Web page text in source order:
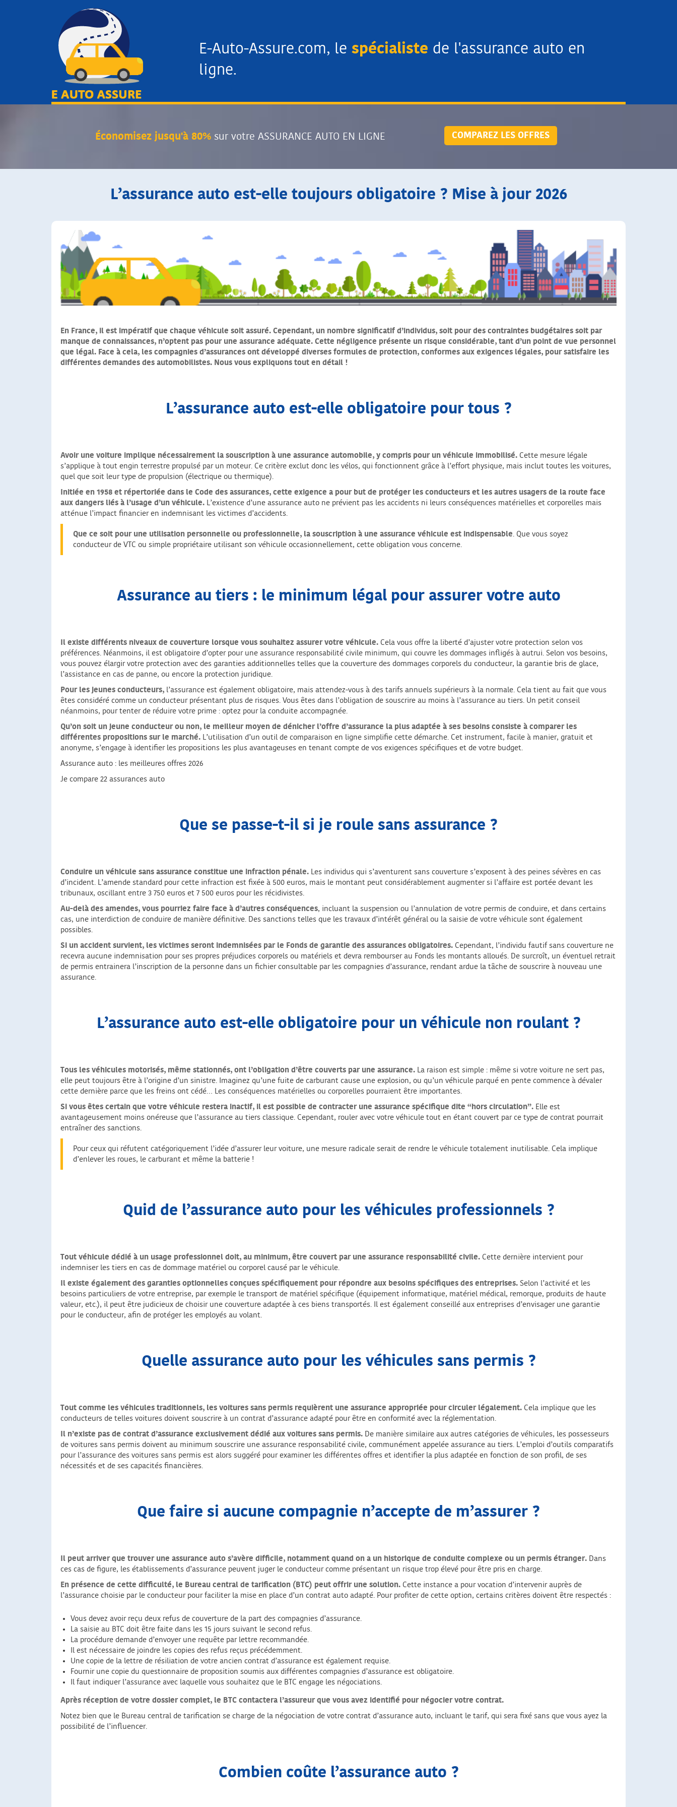
E-Auto-Assure.com, le spécialiste de l'assurance auto en
ligne.
Économisez jusqu'à 80% sur votre ASSURANCE AUTO EN LIGNE COMPAREZ LES OFFRES
L’assurance auto est-elle toujours obligatoire ? Mise à jour 2026
En France, il est impératif que chaque véhicule soit assuré. Cependant, un nombre significatif d’individus, soit pour des contraintes budgétaires soit par
manque de connaissances, n’optent pas pour une assurance adéquate. Cette négligence présente un risque considérable, tant d’un point de vue personnel
que légal. Face à cela, les compagnies d’assurances ont développé diverses formules de protection, conformes aux exigences légales, pour satisfaire les
différentes demandes des automobilistes. Nous vous expliquons tout en détail !
L’assurance auto est-elle obligatoire pour tous ?
Avoir une voiture implique nécessairement la souscription à une assurance automobile, y compris pour un véhicule immobilisé. Cette mesure légale
s’applique à tout engin terrestre propulsé par un moteur. Ce critère exclut donc les vélos, qui fonctionnent grâce à l’effort physique, mais inclut toutes les voitures,
quel que soit leur type de propulsion (électrique ou thermique).
Initiée en 1958 et répertoriée dans le Code des assurances, cette exigence a pour but de protéger les conducteurs et les autres usagers de la route face
aux dangers liés à l’usage d’un véhicule. L’existence d’une assurance auto ne prévient pas les accidents ni leurs conséquences matérielles et corporelles mais
atténue l’impact financier en indemnisant les victimes d’accidents.
Que ce soit pour une utilisation personnelle ou professionnelle, la souscription à une assurance véhicule est indispensable. Que vous soyez
conducteur de VTC ou simple propriétaire utilisant son véhicule occasionnellement, cette obligation vous concerne.
Assurance au tiers : le minimum légal pour assurer votre auto
Il existe différents niveaux de couverture lorsque vous souhaitez assurer votre véhicule. Cela vous offre la liberté d’ajuster votre protection selon vos
préférences. Néanmoins, il est obligatoire d’opter pour une assurance responsabilité civile minimum, qui couvre les dommages infligés à autrui. Selon vos besoins,
vous pouvez élargir votre protection avec des garanties additionnelles telles que la couverture des dommages corporels du conducteur, la garantie bris de glace,
l’assistance en cas de panne, ou encore la protection juridique.
Pour les jeunes conducteurs, l’assurance est également obligatoire, mais attendez-vous à des tarifs annuels supérieurs à la normale. Cela tient au fait que vous
êtes considéré comme un conducteur présentant plus de risques. Vous êtes dans l’obligation de souscrire au moins à l’assurance au tiers. Un petit conseil
néanmoins, pour tenter de réduire votre prime : optez pour la conduite accompagnée.
Qu’on soit un jeune conducteur ou non, le meilleur moyen de dénicher l’offre d’assurance la plus adaptée à ses besoins consiste à comparer les
différentes propositions sur le marché. L’utilisation d’un outil de comparaison en ligne simplifie cette démarche. Cet instrument, facile à manier, gratuit et
anonyme, s’engage à identifier les propositions les plus avantageuses en tenant compte de vos exigences spécifiques et de votre budget.
Assurance auto : les meilleures offres 2026
Je compare 22 assurances auto
Que se passe-t-il si je roule sans assurance ?
Conduire un véhicule sans assurance constitue une infraction pénale. Les individus qui s’aventurent sans couverture s’exposent à des peines sévères en cas
d’incident. L’amende standard pour cette infraction est fixée à 500 euros, mais le montant peut considérablement augmenter si l’affaire est portée devant les
tribunaux, oscillant entre 3 750 euros et 7 500 euros pour les récidivistes.
Au-delà des amendes, vous pourriez faire face à d’autres conséquences, incluant la suspension ou l’annulation de votre permis de conduire, et dans certains
cas, une interdiction de conduire de manière définitive. Des sanctions telles que les travaux d’intérêt général ou la saisie de votre véhicule sont également
possibles.
Si un accident survient, les victimes seront indemnisées par le Fonds de garantie des assurances obligatoires. Cependant, l’individu fautif sans couverture ne
recevra aucune indemnisation pour ses propres préjudices corporels ou matériels et devra rembourser au Fonds les montants alloués. De surcroît, un éventuel retrait
de permis entrainera l’inscription de la personne dans un fichier consultable par les compagnies d’assurance, rendant ardue la tâche de souscrire à nouveau une
assurance.
L’assurance auto est-elle obligatoire pour un véhicule non roulant ?
Tous les véhicules motorisés, même stationnés, ont l’obligation d’être couverts par une assurance. La raison est simple : même si votre voiture ne sert pas,
elle peut toujours être à l’origine d’un sinistre. Imaginez qu’une fuite de carburant cause une explosion, ou qu’un véhicule parqué en pente commence à dévaler
cette dernière parce que les freins ont cédé… Les conséquences matérielles ou corporelles pourraient être importantes.
Si vous êtes certain que votre véhicule restera inactif, il est possible de contracter une assurance spécifique dite “hors circulation”. Elle est
avantageusement moins onéreuse que l’assurance au tiers classique. Cependant, rouler avec votre véhicule tout en étant couvert par ce type de contrat pourrait
entraîner des sanctions.
Pour ceux qui réfutent catégoriquement l’idée d’assurer leur voiture, une mesure radicale serait de rendre le véhicule totalement inutilisable. Cela implique
d’enlever les roues, le carburant et même la batterie !
Quid de l’assurance auto pour les véhicules professionnels ?
Tout véhicule dédié à un usage professionnel doit, au minimum, être couvert par une assurance responsabilité civile. Cette dernière intervient pour
indemniser les tiers en cas de dommage matériel ou corporel causé par le véhicule.
Il existe également des garanties optionnelles conçues spécifiquement pour répondre aux besoins spécifiques des entreprises. Selon l’activité et les
besoins particuliers de votre entreprise, par exemple le transport de matériel spécifique (équipement informatique, matériel médical, remorque, produits de haute
valeur, etc.), il peut être judicieux de choisir une couverture adaptée à ces biens transportés. Il est également conseillé aux entreprises d’envisager une garantie
pour le conducteur, afin de protéger les employés au volant.
Quelle assurance auto pour les véhicules sans permis ?
Tout comme les véhicules traditionnels, les voitures sans permis requièrent une assurance appropriée pour circuler légalement. Cela implique que les
conducteurs de telles voitures doivent souscrire à un contrat d’assurance adapté pour être en conformité avec la réglementation.
Il n’existe pas de contrat d’assurance exclusivement dédié aux voitures sans permis. De manière similaire aux autres catégories de véhicules, les possesseurs
de voitures sans permis doivent au minimum souscrire une assurance responsabilité civile, communément appelée assurance au tiers. L’emploi d’outils comparatifs
pour l’assurance des voitures sans permis est alors suggéré pour examiner les différentes offres et identifier la plus adaptée en fonction de son profil, de ses
nécessités et de ses capacités financières.
Que faire si aucune compagnie n’accepte de m’assurer ?
Il peut arriver que trouver une assurance auto s’avère difficile, notamment quand on a un historique de conduite complexe ou un permis étranger. Dans
ces cas de figure, les établissements d’assurance peuvent juger le conducteur comme présentant un risque trop élevé pour être pris en charge.
En présence de cette difficulté, le Bureau central de tarification (BTC) peut offrir une solution. Cette instance a pour vocation d’intervenir auprès de
l’assurance choisie par le conducteur pour faciliter la mise en place d’un contrat auto adapté. Pour profiter de cette option, certains critères doivent être respectés :
Vous devez avoir reçu deux refus de couverture de la part des compagnies d’assurance.
La saisie au BTC doit être faite dans les 15 jours suivant le second refus.
La procédure demande d’envoyer une requête par lettre recommandée.
Il est nécessaire de joindre les copies des refus reçus précédemment.
Une copie de la lettre de résiliation de votre ancien contrat d’assurance est également requise.
Fournir une copie du questionnaire de proposition soumis aux différentes compagnies d’assurance est obligatoire.
Il faut indiquer l’assurance avec laquelle vous souhaitez que le BTC engage les négociations.
Après réception de votre dossier complet, le BTC contactera l’assureur que vous avez identifié pour négocier votre contrat.
Notez bien que le Bureau central de tarification se charge de la négociation de votre contrat d’assurance auto, incluant le tarif, qui sera fixé sans que vous ayez la
possibilité de l’influencer.
Combien coûte l’assurance auto ?